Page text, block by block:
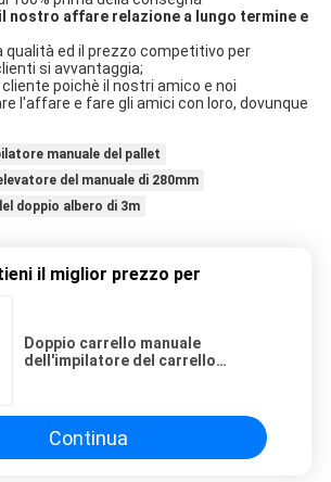
nostro affare relazione a lungo termine e
qualità ed il prezzo competitivo per
si avvantaggia;
poichè il nostri amico e noi
l'affare e fare gli amici con loro, dovunque
manuale del pallet
del manuale di 280mm
doppio albero di 3m
il miglior prezzo per
Doppio carrello manuale
dell'impilatore del carrello
Continua